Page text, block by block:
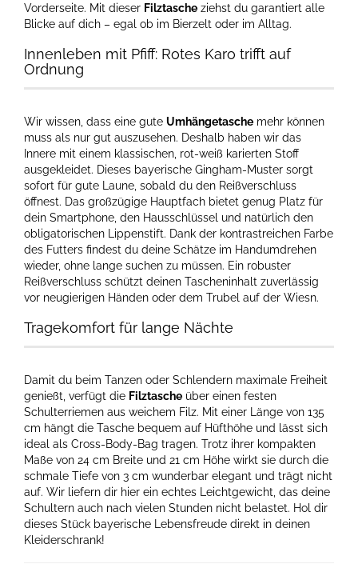
Vorderseite. Mit dieser Filztasche ziehst du garantiert alle
Blicke auf dich – egal ob im Bierzelt oder im Alltag.
Innenleben mit Pfiff: Rotes Karo trifft auf
Ordnung
Wir wissen, dass eine gute Umhängetasche mehr können
muss als nur gut auszusehen. Deshalb haben wir das
Innere mit einem klassischen, rot-weiß karierten Stoff
ausgekleidet. Dieses bayerische Gingham-Muster sorgt
sofort für gute Laune, sobald du den Reißverschluss
öffnest. Das großzügige Hauptfach bietet genug Platz für
dein Smartphone, den Hausschlüssel und natürlich den
obligatorischen Lippenstift. Dank der kontrastreichen Farbe
des Futters findest du deine Schätze im Handumdrehen
wieder, ohne lange suchen zu müssen. Ein robuster
Reißverschluss schützt deinen Tascheninhalt zuverlässig
vor neugierigen Händen oder dem Trubel auf der Wiesn.
Tragekomfort für lange Nächte
Damit du beim Tanzen oder Schlendern maximale Freiheit
genießt, verfügt die Filztasche über einen festen
Schulterriemen aus weichem Filz. Mit einer Länge von 135
cm hängt die Tasche bequem auf Hüfthöhe und lässt sich
ideal als Cross-Body-Bag tragen. Trotz ihrer kompakten
Maße von 24 cm Breite und 21 cm Höhe wirkt sie durch die
schmale Tiefe von 3 cm wunderbar elegant und trägt nicht
auf. Wir liefern dir hier ein echtes Leichtgewicht, das deine
Schultern auch nach vielen Stunden nicht belastet. Hol dir
dieses Stück bayerische Lebensfreude direkt in deinen
Kleiderschrank!